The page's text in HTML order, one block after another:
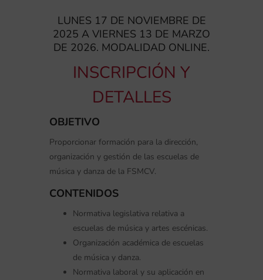
LUNES 17 DE NOVIEMBRE DE
2025 A VIERNES 13 DE MARZO
DE 2026. MODALIDAD ONLINE.
INSCRIPCIÓN Y
DETALLES
OBJETIVO
Proporcionar formación para la dirección,
organización y gestión de las escuelas de
música y danza de la FSMCV.
CONTENIDOS
Normativa legislativa relativa a
escuelas de música y artes escénicas.
Organización académica de escuelas
de música y danza.
Normativa laboral y su aplicación en